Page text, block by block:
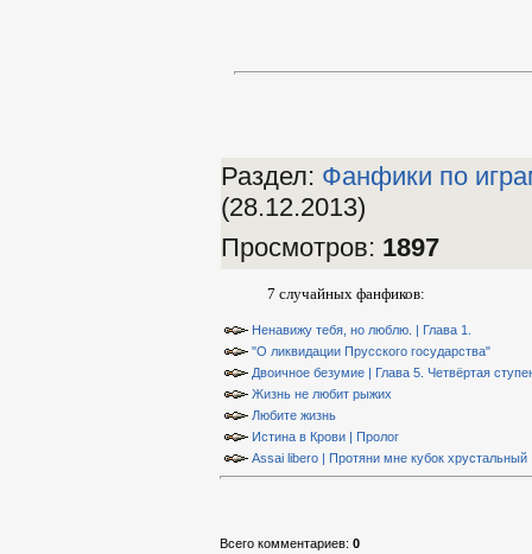
Раздел: Фанфики по
(28.12.2013)
Просмотров: 1897
7 случайных фанфиков:
Ненавижу тебя, но люблю. | Глава 1.
"О ликвидации Прусского государства"
Двоичное безумие | Глава 5. Четвёртая
Жизнь не любит рыжих
Любите жизнь
Истина в Крови | Пролог
Assai libero | Протяни мне кубок хрустальный
Всего комментариев: 0